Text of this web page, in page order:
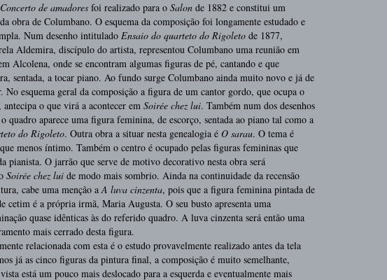
Concerto de amadores foi realizado para o Salon de 1882 e constitui um
obra de Columbano. O esquema da composição foi longamente estudado e
Num desenho intitulado Ensaio do quarteto do Rigoleto de 1877,
Aldemira, discípulo do artista, representou Columbano uma reunião em
Alcolena, onde se encontram algumas figuras de pé, cantando e que
sentada, a tocar piano. Ao fundo surge Columbano ainda muito novo e já de
No esquema geral da composição a figura de um cantor gordo, que ocupa o
antecipa o que virá a acontecer em Soirée chez lui. Também num dos desenhos
quadro aparece uma figura feminina, de escorço, sentada ao piano tal como a
do Rigoleto. Outra obra a situar nesta genealogia é O sarau. O tema é
menos íntimo. Também o centro é ocupado pelas figuras femininas que
pianista. O jarrão que serve de motivo decorativo nesta obra será
Soirée chez lui de modo mais sombrio. Ainda na continuidade da recensão
cabe uma menção aA luva cinzenta, pois que a figura feminina pintada de
cetim é a própria irmã, Maria Augusta. O seu busto apresenta uma
quase idênticas às do referido quadro. A luva cinzenta será então uma
mais cerrado desta figura.
relacionada com esta é o estudo provavelmente realizado antes da tela
já as cinco figuras da pintura final, a composição é muito semelhante,
está um pouco mais deslocado para a esquerda e eventualmente mais